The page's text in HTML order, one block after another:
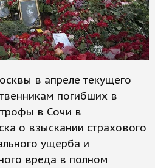
в апреле текущего
погибших в
в Сочи в
о взыскании страхового
ущерба и
вреда в полном